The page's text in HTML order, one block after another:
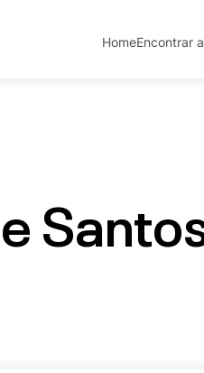
HomeEncontrar